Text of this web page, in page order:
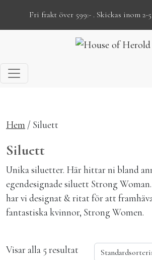
Fri frakt över 599:- . Skickas inom 2-
Hem / Siluett
Siluett
Unika siluetter. Här hittar ni bland
egendesignade siluett Strong
har vi designat & ritat för att
fantastiska kvinnor, Strong Women.
Visar alla 5 resultat